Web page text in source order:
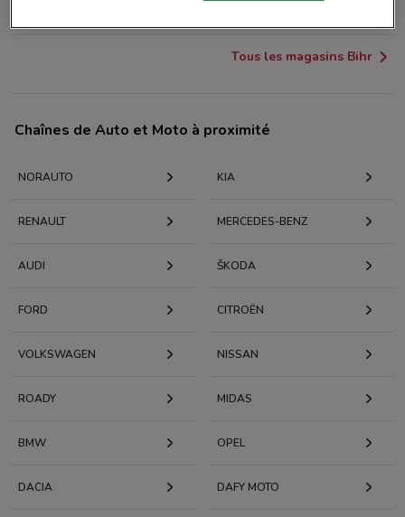
Tous les magasins Bihr
Chaînes de Auto et Moto à proximité
NORAUTO KIA
RENAULT MERCEDES-BENZ
AUDI KODA
FORD CITROËN
VOLKSWAGEN NISSAN
ROADY MIDAS
BMW OPEL
DACIA DAFY MOTO